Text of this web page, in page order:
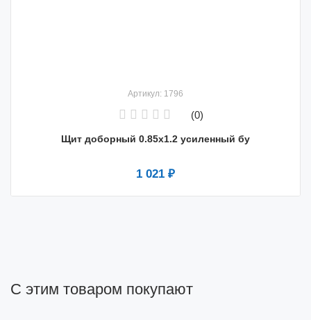
Артикул: 1796
(0)
Щит доборный 0.85х1.2 усиленный бу
1 021 ₽
С этим товаром покупают